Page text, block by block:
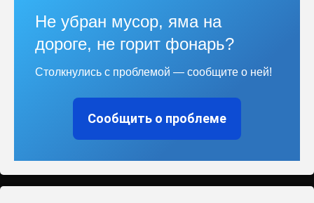
Не убран мусор, яма на
дороге, не горит фонарь?
Столкнулись с проблемой — сообщите о ней!
Сообщить о проблеме